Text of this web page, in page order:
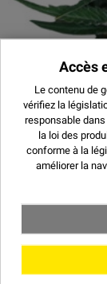
SOUR KUSH
9,20 €
13,30 €
49,20 €
Accès
Le contenu de
vérifiez la
responsable
la loi des
conforme à la
améliorer la